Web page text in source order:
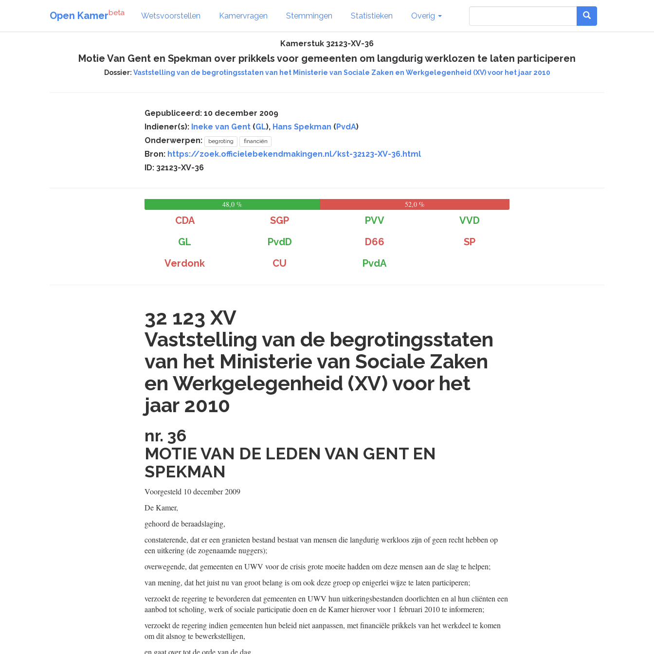
Open Kamerbeta Wetsvoorstellen Kamervragen Stemmingen Statistieken Overig
Kamerstuk 32123-XV-36
Motie Van Gent en Spekman over prikkels voor gemeenten om langdurig werklozen te laten participeren
Dossier: Vaststelling van de begrotingsstaten van het Ministerie van Sociale Zaken en Werkgelegenheid (XV) voor het jaar 2010
Gepubliceerd: 10 december 2009
Indiener(s): Ineke van Gent (GL), Hans Spekman (PvdA)
Onderwerpen:
begroting financiën
Bron: https://zoek.officielebekendmakingen.nl/kst-32123-XV-36.html
ID: 32123-XV-36
48,0 % 52,0 %
CDA SGP PVV
VVD
GL
PvdD D66
SP
Verdonk
CU PvdA
32 123 XV
Vaststelling van de begrotingsstaten
van het Ministerie van Sociale Zaken
en Werkgelegenheid (XV) voor het
jaar 2010
nr. 36
MOTIE VAN DE LEDEN VAN GENT EN
SPEKMAN
Voorgesteld 10 december 2009
De Kamer,
gehoord de beraadslaging,
constaterende, dat er een granieten bestand bestaat van mensen die langdurig werkloos zijn of geen recht hebben op
een uitkering (de zogenaamde nuggers);
overwegende, dat gemeenten en UWV voor de crisis grote moeite hadden om deze mensen aan de slag te helpen;
van mening, dat het juist nu van groot belang is om ook deze groep op enigerlei wijze te laten participeren;
verzoekt de regering te bevorderen dat gemeenten en UWV hun uitkeringsbestanden doorlichten en al hun cliënten een
aanbod tot scholing, werk of sociale participatie doen en de Kamer hierover voor 1 februari 2010 te informeren;
verzoekt de regering indien gemeenten hun beleid niet aanpassen, met financiële prikkels van het werkdeel te komen
om dit alsnog te bewerkstelligen,
en gaat over tot de orde van de dag.